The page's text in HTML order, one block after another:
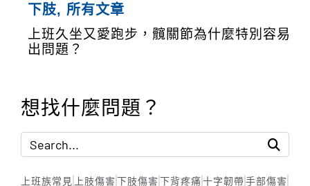
下肢, 所有文章
上班久坐又愛跑步，髖關節為什麼特別容易
出問題？
想找什麼問題？
上班族常見 上肢傷害下肢傷害下背疼痛十字韌帶手部傷害